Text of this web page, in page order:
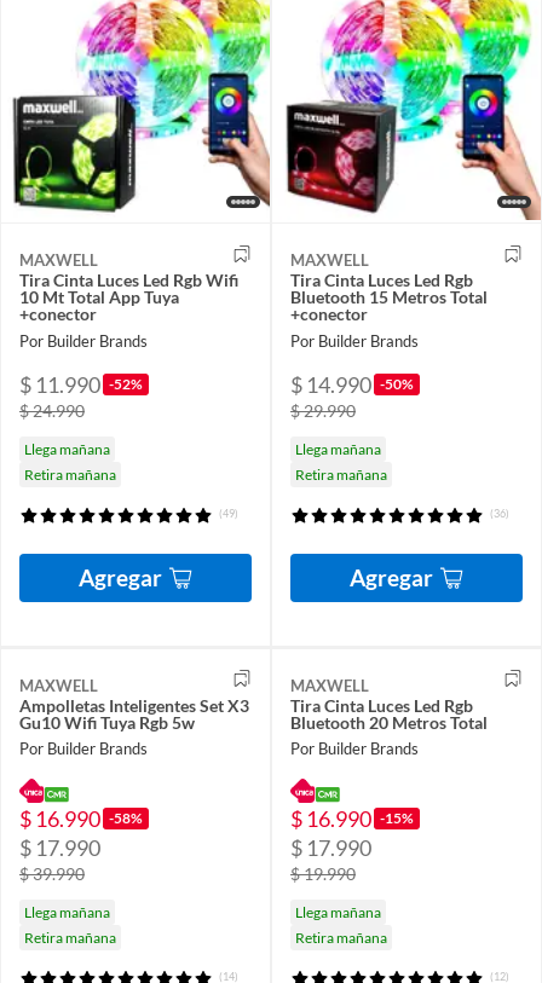
MAXWELL
Tira Cinta Luces Led Rgb Wifi
10 Mt Total App Tuya
+conector
Por Builder Brands
$ 11.990 -52%
$ 24.990
Llega mañana
Retira mañana
(49)
Agregar
MAXWELL
Tira Cinta Luces Led Rgb
Bluetooth 15 Metros Total
+conector
Por Builder Brands
$ 14.990 -50%
$ 29.990
Llega mañana
Retira mañana
(36)
Agregar
MAXWELL
Ampolletas Inteligentes Set X3
Gu10 Wifi Tuya Rgb 5w
Por Builder Brands
$ 16.990 -58%
$ 17.990
$ 39.990
Llega mañana
Retira mañana
(14)
MAXWELL
Tira Cinta Luces Led Rgb
Bluetooth 20 Metros Total
Por Builder Brands
$ 16.990 -15%
$ 17.990
$ 19.990
Llega mañana
Retira mañana
(12)